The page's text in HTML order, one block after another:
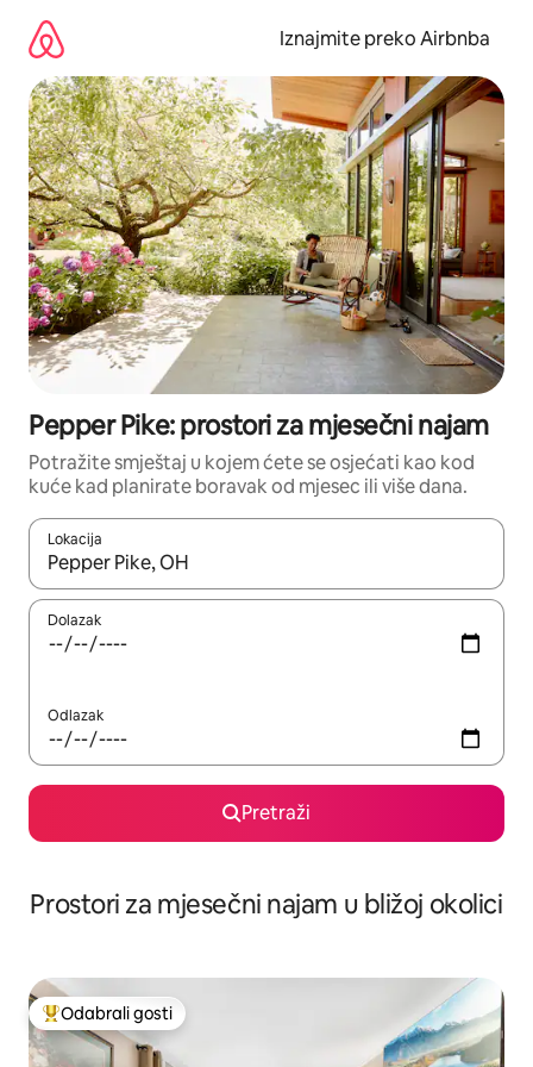
sadržaj
Iznajmite preko Airbnba
Pepper Pike: prostori za mjesečni najam
Potražite smještaj u kojem ćete se osjećati kao kod
kuće kad planirate boravak od mjesec ili više dana.
Lokacija
Kada budu dostupni rezultati, moći ćete ih pregledati
Dolazak
Odlazak
Pretraži
Prostori za mjesečni najam u bližoj okolici
Među najviše rangiranima s oznakom „Odabrali gosti”
Odabrali gosti